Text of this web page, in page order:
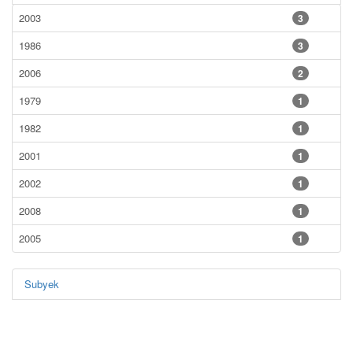
2003
3
1986 3
2006 2
1979 1
1982 1
2001 1
2002 1
2008 1
2005 1
Subyek